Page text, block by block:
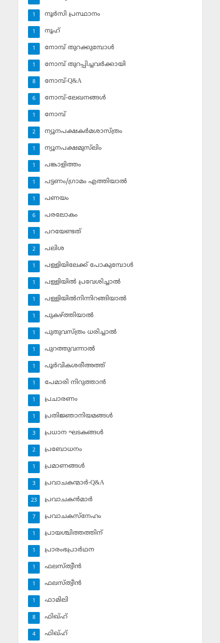
നൂര്‍സി പ്രസ്ഥാനം
1
നൂഹ്‌
1
നോമ്പ് തുറക്കുമ്പോള്‍
1
നോമ്പ് തുറപ്പിച്ചവര്‍ക്കായി
1
നോമ്പ്-Q&A
8
നോമ്പ്-ലേഖനങ്ങള്‍
6
നോമ്പ്‌
1
ന്യൂനപക്ഷകര്‍മശാസ്ത്രം
2
ന്യൂനപക്ഷമുസ്‌ലിം
1
പങ്കാളിത്തം
1
പട്ടണം/ഗ്രാമം എത്തിയാല്‍
1
പണയം
1
പരലോകം
6
പറയേണ്ടത്
1
പലിശ
2
പള്ളിയിലേക്ക് പോകുമ്പോള്‍
1
പള്ളിയില്‍ പ്രവേശിച്ചാല്‍
1
പള്ളിയില്‍നിന്നിറങ്ങിയാല്‍
1
പുകഴ്ത്തിയാല്‍
1
പുതുവസ്ത്രം ധരിച്ചാല്‍
1
പുറത്തുവന്നാല്‍
1
പൂര്‍വികശരീഅത്ത്
1
പേമാരി നിറുത്താന്‍
1
പ്രചാരണം
1
പ്രതിജ്ഞാനിയമങ്ങള്‍
1
പ്രധാന ഘടകങ്ങള്‍
3
പ്രബോധനം
2
പ്രമാണങ്ങള്‍
1
പ്രവാചകന്മാര്‍-Q&A
3
പ്രവാചകന്‍മാര്‍
23
പ്രവാചകസ്‌നേഹം
7
പ്രായശ്ചിത്തത്തിന്
1
പ്രാരംഭപ്രാര്‍ഥന
1
ഫലസ്ത്വീൻ
1
ഫലസ്ത്വീൻ
1
ഫാമിലി
1
ഫിഖ്ഹ്
8
ഫിഖ്ഹ്‌
4